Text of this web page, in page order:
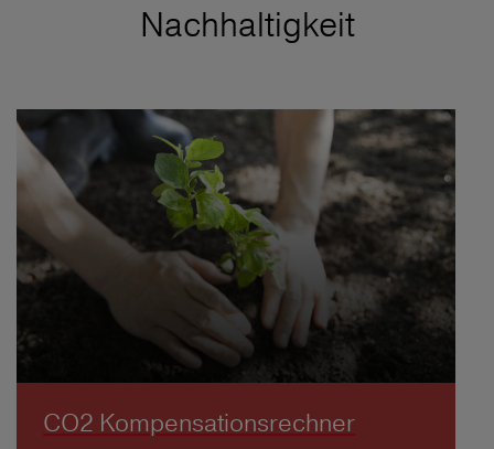
Nachhaltigkeit
CO2 Kompensationsrechner